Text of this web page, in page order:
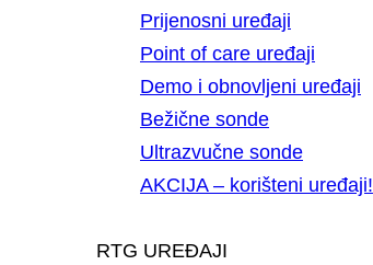
Prijenosni uređaji
Point of care uređaji
Demo i obnovljeni uređaji
Bežične sonde
Ultrazvučne sonde
AKCIJA – korišteni uređaji!
RTG UREĐAJI